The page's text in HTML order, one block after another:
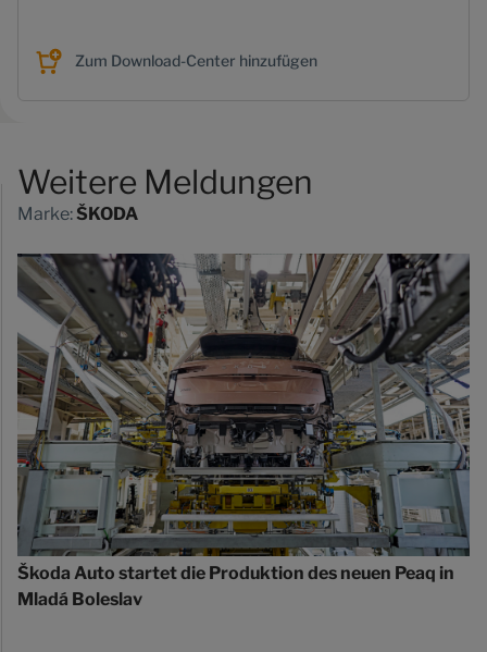
Zum Download-Center hinzufügen
Weitere Meldungen
Marke: ŠKODA
Škoda Auto startet die Produktion des neuen Peaq in
Mladá Boleslav